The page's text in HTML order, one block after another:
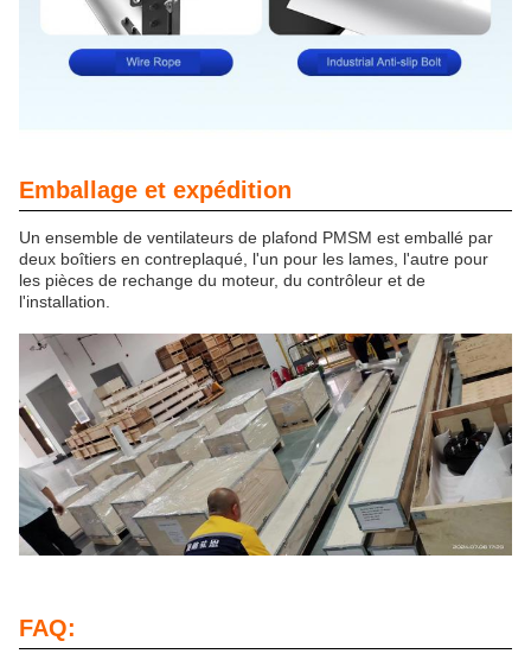
Emballage et expédition
Un ensemble de ventilateurs de plafond PMSM est emballé par
deux boîtiers en contreplaqué, l'un pour les lames, l'autre pour
les pièces de rechange du moteur, du contrôleur et de
l'installation.
FAQ: